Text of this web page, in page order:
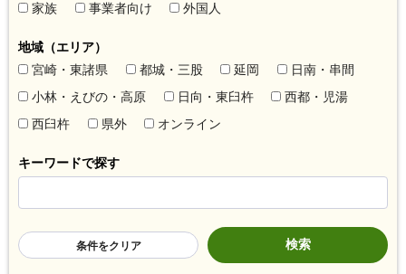
家族
事業者向け 外国人
地域（エリア）
宮崎・東諸県
都城・三股 延岡
日南・串間
小林・えびの・高原
日向・東臼杵
西都・児湯
西臼杵
県外 オンライン
キーワードで探す
条件をクリア